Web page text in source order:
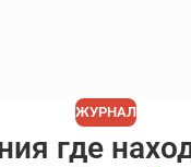
ЖУРНАЛ
где